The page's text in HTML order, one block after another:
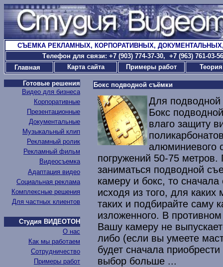
СЪЕМКА РЕКЛАМНЫХ, КОРПОРАТИВНЫХ,
Tелефон для связи: +7 (903) 774-37-30, +7 (963) 761-03-
Главная
Карта сайта Примеры работ
Готовые решения
Видео для бизнеса
Корпоративные
Презентационные
Документальные
Музыкальный клип
Рекламный ролик
Рекламный фильм
Видеосъемка
Адаптация видео
Социальная реклама
Комплексные решения
Для частных клиентов
Студия ВИДЕОТОН
О нас
Как мы работаем
Сотрудничество
Примеры работ
Бокс подводной съёмки
Для подводной
Бокс
влаго защиту
алюминиевого
погружений 50-75
заниматься подводной
камеру и бокс, то
исходя из того, для
таких и подбирайте саму
изложенного. В
Вашу камеру не
либо (если вы умеете
будет сначала
выбор больше ...